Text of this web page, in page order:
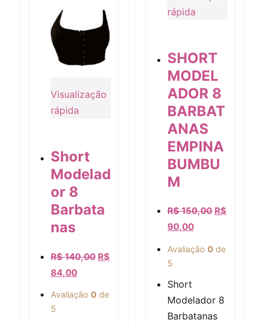
Visualização rápida
Visualização
rápida
Short
Modelad
or 8
Barbata
nas
R$140,00 R$
84,00
Avaliação 0 de
5
Visualização rápida
rápida
SHORT
MODEL
ADOR 8
BARBAT
ANAS
EMPINA
BUMBU
M
R$150,00 R$
90,00
Avaliação 0 de
5
Short
Modelador 8
Barbatanas